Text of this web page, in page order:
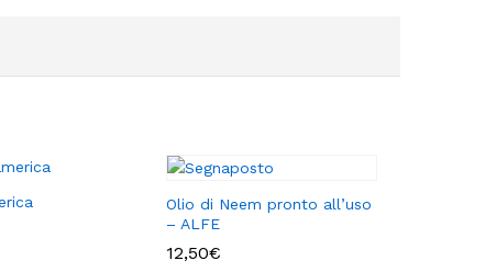
Olio di Neem pronto all’uso
– ALFE
12,50€